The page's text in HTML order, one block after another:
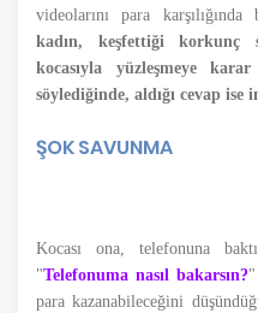
videolarını para
kadın, keşfettiği korkunç
kocasıyla yüzleşmeye
söylediğinde, aldığı cevap ise
ŞOK SAVUNMA
Kocası ona, telefonuna
"Telefonuma nasıl bakarsın?"
para kazanabileceğini